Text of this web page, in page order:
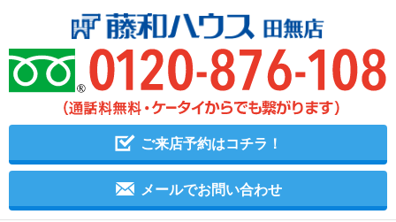
ご来店予約はコチラ！
メールでお問い合わせ